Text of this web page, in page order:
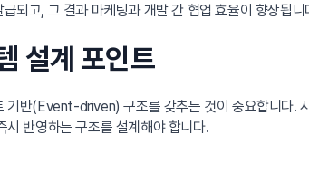
되고, 그 결과 마케팅과 개발 간 협업 효율이 향상됩니
설계 포인트
기반(Event-driven) 구조를 갖추는 것이 중요합니다.
반영하는 구조를 설계해야 합니다.